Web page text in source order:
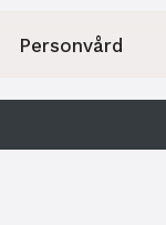
Personvård